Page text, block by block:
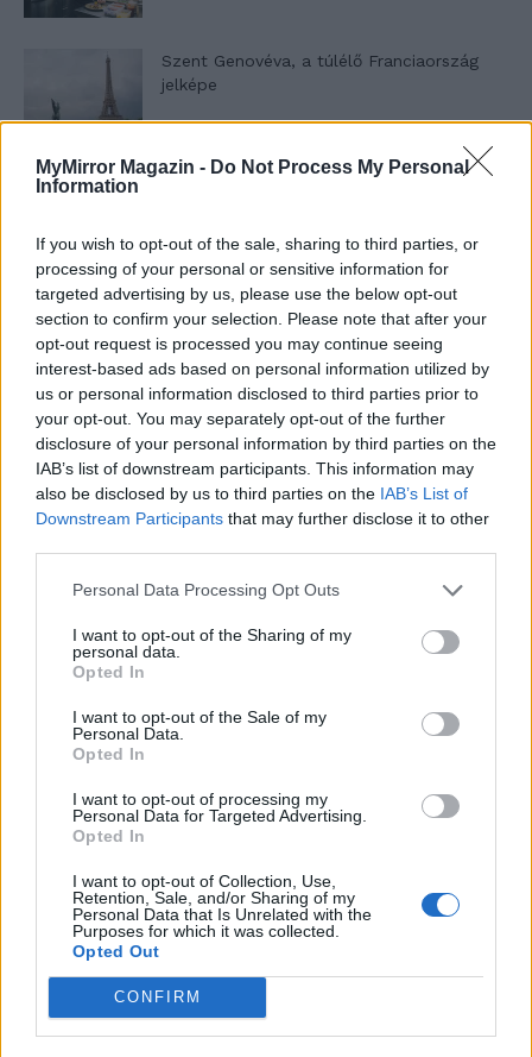
MyMirror Magazin - Do Not Process My Personal
Information
If you wish to opt-out of the sale, sharing to third parties, or
processing of your personal or sensitive information for
targeted advertising by us, please use the below opt-out
section to confirm your selection. Please note that after your
opt-out request is processed you may continue seeing
interest-based ads based on personal information utilized by
us or personal information disclosed to third parties prior to
your opt-out. You may separately opt-out of the further
disclosure of your personal information by third parties on the
IAB’s list of downstream participants. This information may
also be disclosed by us to third parties on the IAB’s List of
Downstream Participants that may further disclose it to other
Personal Data Processing Opt Outs
I want to opt-out of the Sharing of my
personal data.
Opted In
I want to opt-out of the Sale of my
Personal Data.
Opted In
I want to opt-out of processing my
Personal Data for Targeted Advertising.
Opted In
I want to opt-out of Collection, Use,
Retention, Sale, and/or Sharing of my
Personal Data that Is Unrelated with the
Purposes for which it was collected.
Opted Out
CONFIRM
Szent Genovéva, a túlélő Franciaország
jelképe
Minka 12. rész
Minka 11. rész
T. szereti a fiatal lányokat 14. rész
Pedig szóltam… – Miért nem hiszünk a
A legidegesítőbb kifejezések laza
gyűjteménye
Elyna Robbs: Adéle és az örökölt árnyak
A világ legismertebb ruhái